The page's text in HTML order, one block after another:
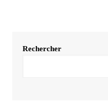
Rechercher